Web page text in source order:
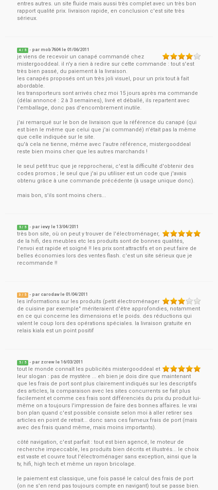
entres autres. un site fluide mais aussi très complet avec un très bon
rapport qualité prix. livraison rapide, en conclusion c'est site très
sérieux.
4 / 5 - parmob7604 le01/06/2011
je viens de recevoir un canapé commandé chez
mistergooddeal. il n'y a rien à redire sur cette commande : tout s'est
très bien passé, du paiement à la livraison.
les canapés proposés ont un très joli visuel, pour un prix tout à fait
abordable.
les transporteurs sont arrivés chez moi 15 jours après ma commande
(délai annoncé : 2 à 3 semaines), livré et déballé, ils repartent avec
l'emballage, donc pas d'encombrement inutile.
j'ai remarqué sur le bon de livraison que la référence du canapé (qui
est bien le même que celui que j'ai commandé) n'était pas la même
que celle indiquée sur le site.
qu'à cela ne tienne, même avec l'autre référence, mistergooddeal
reste bien moins cher que les autres marchands !
le seul petit truc que je repprocherai, c'est la difficulté d'obtenir des
codes promos ; le seul que j'ai pu utiliser est un code que j'avais
obtenu grâce à une commande précédente (à usage unique donc).
mais bon, s'ils sont moins chers...
5 / 5 - parievy le13/04/2011
très bon site, où on peut y trouver de l'électroménager,
de la hifi, des meubles etc les produits sont de bonnes qualités,
l'envoi est rapide et soigné !! les prix sont attractifs et on peut faire de
belles économies lors des ventes flash. c'est un site sérieux que je
recommande !!
3 / 5 - parcarodav le01/04/2011
les informations sur les produits (petit électroménager
de cuisine par exemple" mériteraient d'être approfondies, notamment
en ce qui concerne les dimensions et le poids. des réductions qui
valent le coup lors des opérations spéciales. la livraison gratuite en
relais kiala est un point positif
5 / 5 - par zcrew le16/03/2011
tout le monde connaît les publicités mistergooddeal et
leur slogan : pas de mystère ... eh bien je dois dire que maintenant
que les frais de port sont plus clairement indiqués sur les descriptifs
des articles, la comparaison avec les sites concurrents se fait plus
facilement et comme ces frais sont différenciés du prix du produit lui-
même on a toujours l'impression de faire des bonnes affaires. le vrai
bon plan quand c'est possible consiste selon moi à aller retirer ses
articles en point de retrait... donc sans ces fameux frais de port (mais
avec des frais quand même, mais moins importants).
côté navigation, c'est parfait : tout est bien agencé, le moteur de
recherche impeccable, les produits bien décrits et illustrés... le choix
est vaste et couvre tout l'électroménager sans exception, ainsi que la
tv, hifi, high tech et même un rayon bricolage.
le paiement est classique, une fois passé le calcul des frais de port
(on ne s'en rend pas toujours compte en navigant) tout se passe bien.